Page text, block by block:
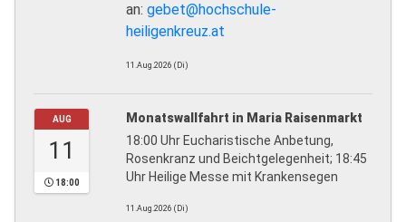
an: gebet@hochschule-
heiligenkreuz.at
11.Aug.2026 (Di)
AUG
11
18:00
Monatswallfahrt in Maria Raisenmarkt
18:00 Uhr Eucharistische Anbetung,
Rosenkranz und Beichtgelegenheit; 18:45
Uhr Heilige Messe mit Krankensegen
11.Aug.2026 (Di)